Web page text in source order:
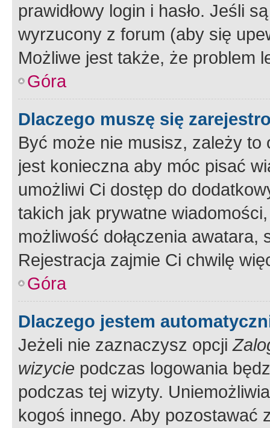
prawidłowy login i hasło. Jeśli
wyrzucony z forum (aby się
Możliwe jest także, że problem
Góra
Dlaczego muszę się
Być może nie musisz, zależy
jest konieczna aby móc pisać
umożliwi Ci dostęp do
takich jak prywatne
możliwość dołączenia
Rejestracja zajmie Ci chwilę
Góra
Dlaczego jestem
Jeżeli nie zaznaczysz opcji
wizycie podczas logowania
podczas tej wizyty.
kogoś innego. Aby pozostawać